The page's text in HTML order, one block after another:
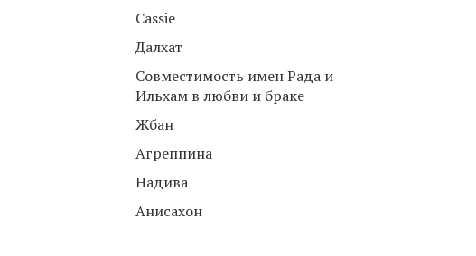
Cassie
Далхат
Совместимость имен Рада и
Ильхам в любви и браке
Жбан
Агреппина
Надива
Анисахон